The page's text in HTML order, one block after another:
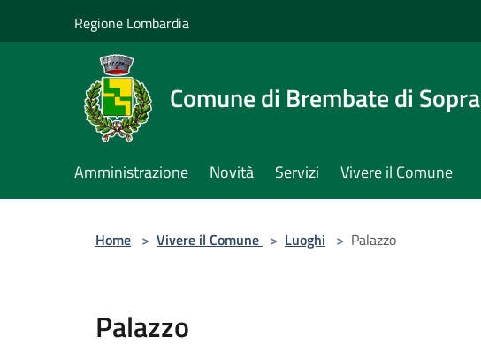
Regione Lombardia
Comune di Brembate di Sopra
Amministrazione Novità Servizi Vivere il Comune
Home > Vivere il Comune > Luoghi > Palazzo
Palazzo